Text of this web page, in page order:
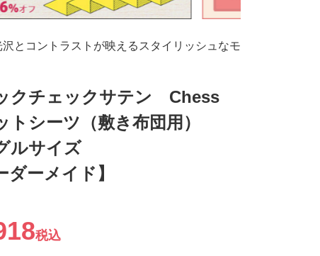
沢とコントラストが映えるスタイリッシュなモ
クチェックサテン Chess
トシーツ（敷き布団用）
ルサイズ
ダーメイド】
税込